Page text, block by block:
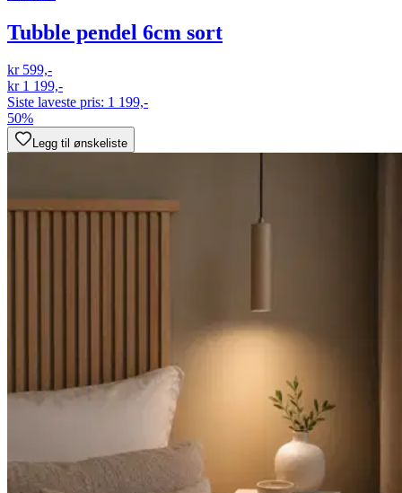
Tubble pendel 6cm sort
kr 599,-
kr 1 199,-
Siste laveste pris: 1 199,-
50%
Legg til ønskeliste